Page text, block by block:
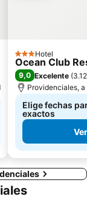
3 Estrellas
Hotel
Ocean Club
9,0 Excelente (
Providenciales, a
Elige fechas
exactos